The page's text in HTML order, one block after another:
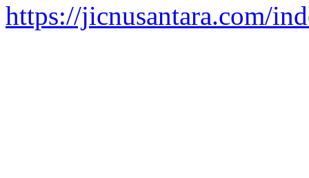
https://jicnusantara.com/